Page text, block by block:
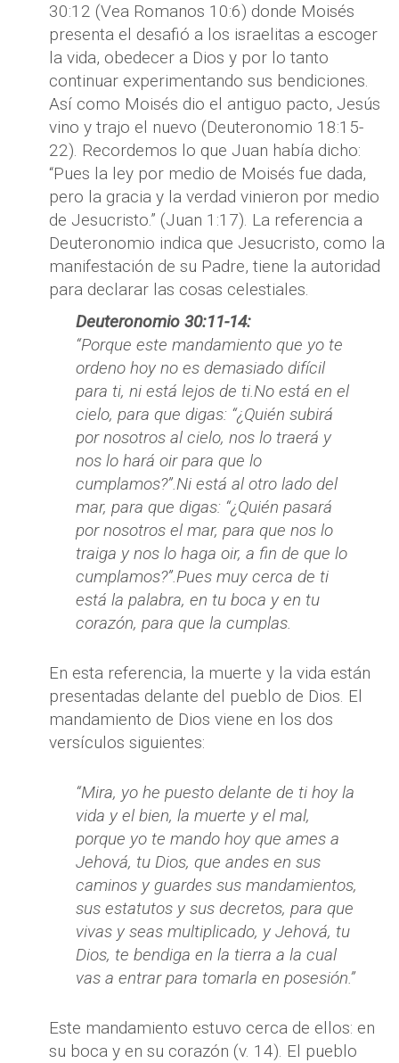
30:12 (Vea Romanos 10:6) donde Moisés
presenta el desafió a los israelitas a escoger
la vida, obedecer a Dios y por lo tanto
continuar experimentando sus bendiciones.
Así como Moisés dio el antiguo pacto, Jesús
vino y trajo el nuevo (Deuteronomio 18:15-
22). Recordemos lo que Juan había dicho:
“Pues la ley por medio de Moisés fue dada,
pero la gracia y la verdad vinieron por medio
de Jesucristo.” (Juan 1:17). La referencia a
Deuteronomio indica que Jesucristo, como la
manifestación de su Padre, tiene la autoridad
para declarar las cosas celestiales.
Deuteronomio 30:11-14:
“Porque este mandamiento que yo te
ordeno hoy no es demasiado difícil
para ti, ni está lejos de ti.No está en el
cielo, para que digas: “¿Quién subirá
por nosotros al cielo, nos lo traerá y
nos lo hará oir para que lo
cumplamos?”.Ni está al otro lado del
mar, para que digas: “¿Quién pasará
por nosotros el mar, para que nos lo
traiga y nos lo haga oir, a fin de que lo
cumplamos?”.Pues muy cerca de ti
está la palabra, en tu boca y en tu
corazón, para que la cumplas.
En esta referencia, la muerte y la vida están
presentadas delante del pueblo de Dios. El
mandamiento de Dios viene en los dos
versículos siguientes:
“Mira, yo he puesto delante de ti hoy la
vida y el bien, la muerte y el mal,
porque yo te mando hoy que ames a
Jehová, tu Dios, que andes en sus
caminos y guardes sus mandamientos,
sus estatutos y sus decretos, para que
vivas y seas multiplicado, y Jehová, tu
Dios, te bendiga en la tierra a la cual
vas a entrar para tomarla en posesión.”
Este mandamiento estuvo cerca de ellos: en
su boca y en su corazón (v. 14). El pueblo